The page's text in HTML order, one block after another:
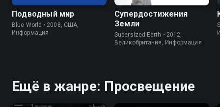
Подводный мир
Blue World • 2008, США,
Информация
Супердостижения
Земли
Supersized Earth • 2012,
Великобритания, Информация
Ещё в жанре: Просвещение